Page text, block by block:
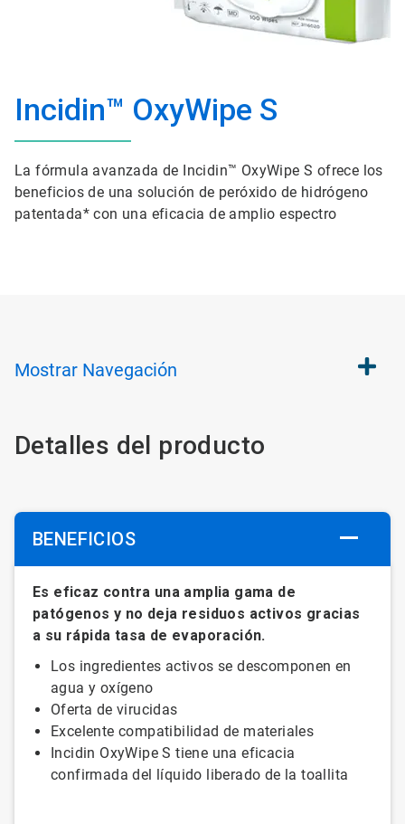
Incidin™ OxyWipe S
La fórmula avanzada de Incidin™ OxyWipe S ofrece los
beneficios de una solución de peróxido de hidrógeno
patentada* con una eficacia de amplio espectro
Mostrar Navegación
Detalles del producto
BENEFICIOS
Es eficaz contra una amplia gama de
patógenos y no deja residuos activos gracias
a su rápida tasa de evaporación.
Los ingredientes activos se descomponen en
agua y oxígeno
Oferta de virucidas
Excelente compatibilidad de materiales
Incidin OxyWipe S tiene una eficacia
confirmada del líquido liberado de la toallita